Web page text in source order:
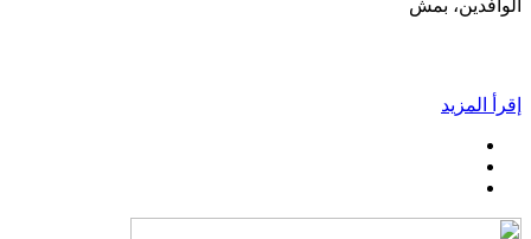
الوافدين، بمش
إقرأ المزيد